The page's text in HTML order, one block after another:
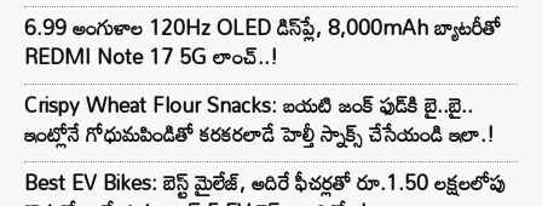
6.99 అంగుళాల 120Hz OLED డిస్‌ప్లే, 8,000mAh బ్యాటరీతో
REDMI Note 17 5G లాంచ్..!
Crispy Wheat Flour Snacks: బయటి జంక్ ఫుడ్‌కి బై..బై..
ఇంట్లోనే గోధుమపిండితో కరకరలాడే హెల్తీ స్నాక్స్ చేసేయండి ఇలా.!
Best EV Bikes: బెస్ట్ మైలేజ్, అదిరే ఫీచర్లతో రూ.1.50 లక్షలలోపు